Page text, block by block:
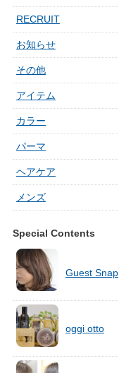
RECRUIT
お知らせ
その他
アイテム
カラー
パーマ
ヘアケア
メンズ
Special Contents
Guest Snap
oggi otto